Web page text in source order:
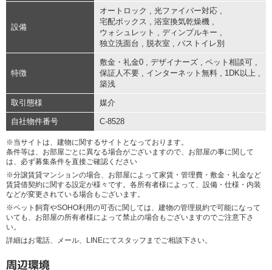
設備
オートロック , 光ファイバー対応 ,
宅配ボックス , 浴室換気乾燥機 ,
ウォシュレット , ディンプルキー ,
独立洗面台 , 脱衣室 , バストイレ別
特徴
敷金・礼金0 , デザイナーズ , ペット相談可 ,
保証人不要 , インターネット無料 , 1DK以上 ,
築浅
取引態様 媒介
自社物件番号 C-8528
※当サイトは、建物に関するサイトとなっております。
条件等は、お部屋ごとに異なる場合がございますので、お部屋の事に関して
は、必ず募集条件を直接ご確認ください
※分譲賃貸マンションの場合、お部屋によって家賃・管理費・敷金・礼金など
賃貸借契約に関する設定が様々です。各所有者様によって、設備・仕様・内装
などが変更されている場合もございます。
※ペット飼育やSOHO利用の可否に関しては、建物の管理規約で可能になって
いても、お部屋の所有者様によって禁止の場合もございますのでご注意下さ
い。
詳細はお電話、メール、LINEにてスタッフまでご相談下さい。
周辺環境